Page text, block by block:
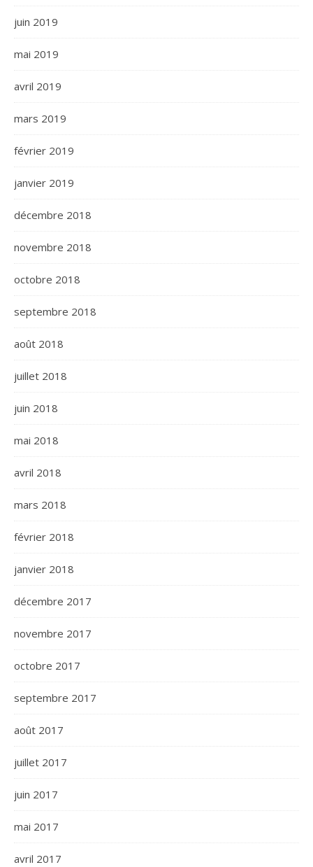
juin 2019
mai 2019
avril 2019
mars 2019
février 2019
janvier 2019
décembre 2018
novembre 2018
octobre 2018
septembre 2018
août 2018
juillet 2018
juin 2018
mai 2018
avril 2018
mars 2018
février 2018
janvier 2018
décembre 2017
novembre 2017
octobre 2017
septembre 2017
août 2017
juillet 2017
juin 2017
mai 2017
avril 2017